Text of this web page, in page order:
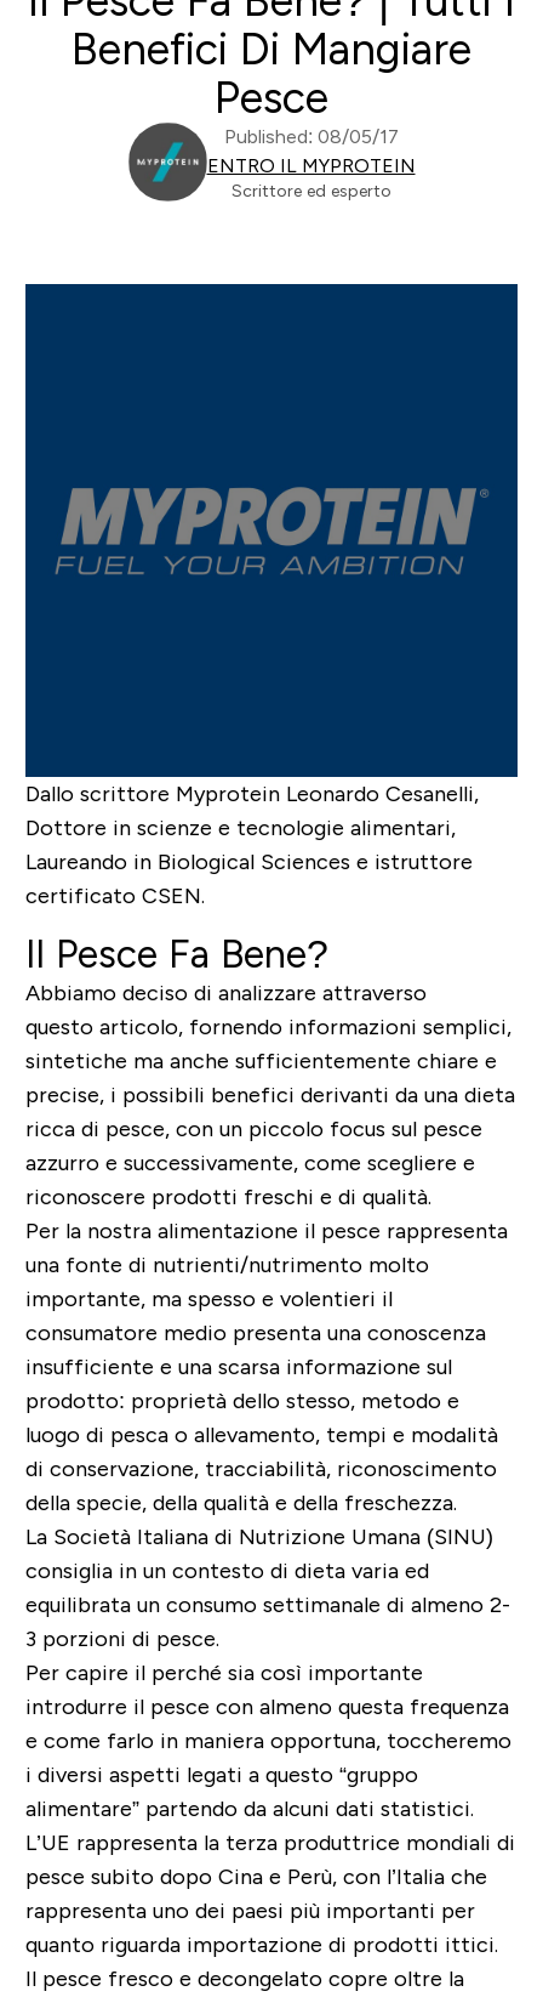
Benefici Di Mangiare
Pesce
Published: 08/05/17
ENTRO IL MYPROTEIN
Scrittore ed esperto
Dallo scrittore Myprotein Leonardo Cesanelli,
Dottore in scienze e tecnologie alimentari,
Laureando in Biological Sciences e istruttore
certificato CSEN.
Il Pesce Fa Bene?
Abbiamo deciso di analizzare attraverso
questo articolo, fornendo informazioni semplici,
sintetiche ma anche sufficientemente chiare e
precise, i possibili benefici derivanti da una dieta
ricca di pesce, con un piccolo focus sul pesce
azzurro e successivamente, come scegliere e
riconoscere prodotti freschi e di qualità.
Per la nostra alimentazione il pesce rappresenta
una fonte di nutrienti/nutrimento molto
importante, ma spesso e volentieri il
consumatore medio presenta una conoscenza
insufficiente e una scarsa informazione sul
prodotto: proprietà dello stesso, metodo e
luogo di pesca o allevamento, tempi e modalità
di conservazione, tracciabilità, riconoscimento
della specie, della qualità e della freschezza.
La Società Italiana di Nutrizione Umana(SINU)
consiglia in un contesto di dieta varia ed
equilibrata un consumo settimanale di almeno 2-
3 porzioni di pesce.
Per capire il perché sia così importante
introdurre il pesce con almeno questa frequenza
e come farlo in maniera opportuna, toccheremo
i diversi aspetti legati a questo “gruppo
alimentare” partendo da alcuni dati statistici.
L’UE rappresenta la terza produttrice mondiali di
pesce subito dopo Cina e Perù, con l’Italia che
rappresenta uno dei paesi più importanti per
quanto riguarda importazione di prodotti ittici.
Il pesce fresco e decongelato copre oltre la